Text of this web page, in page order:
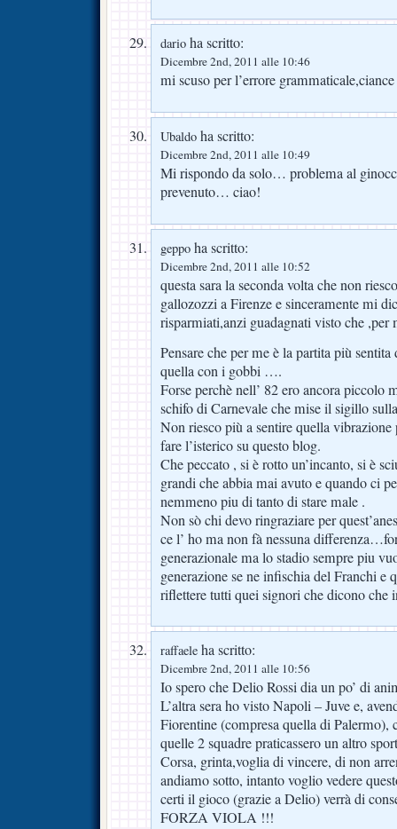
dario ha scritto:
Dicembre 2nd, 2011 alle 10:46
mi scuso per l’errore
Ubaldo ha scritto:
Dicembre 2nd, 2011 alle 10:49
Mi rispondo da solo… problema al
prevenuto… ciao!
geppo ha scritto:
Dicembre 2nd, 2011 alle 10:52
questa sara la seconda volta che non
gallozozzi a Firenze e sinceramente mi
risparmiati,anzi guadagnati visto che ,per
Pensare che per me è la partita più
quella con i gobbi ….
Forse perchè nell’ 82 ero ancora piccolo
schifo di Carnevale che mise il sigillo
Non riesco più a sentire quella
fare l’isterico su questo blog.
Che peccato , si è rotto un’incanto, si è
grandi che abbia mai avuto e quando ci
nemmeno piu di tanto di stare male .
Non sò chi devo ringraziare per
ce l’ ho ma non fà nessuna
generazionale ma lo stadio sempre piu
generazione se ne infischia del Franchi e
riflettere tutti quei signori che dicono che
raffaele ha scritto:
Dicembre 2nd, 2011 alle 10:56
Io spero che Delio Rossi dia un po’ di
L’altra sera ho visto Napoli – Juve e,
Fiorentine (compresa quella di Palermo),
quelle 2 squadre praticassero un altro
Corsa, grinta,voglia di vincere, di non
andiamo sotto, intanto voglio vedere
certi il gioco (grazie a Delio) verrà di
FORZA VIOLA !!!